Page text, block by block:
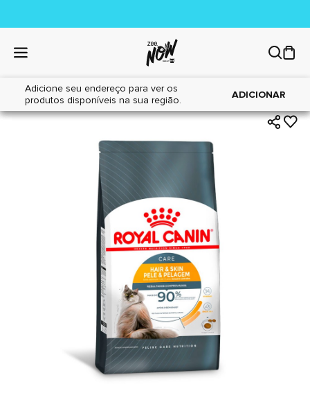
Adicione seu endereço para ver os
produtos disponíveis na sua região.
ADICIONAR
Home|Gatos|Alimentos